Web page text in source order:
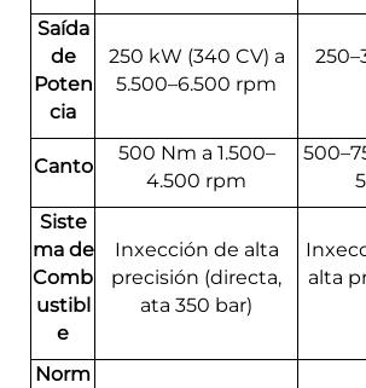
Saída
de
Poten
cia
250 kW (340 CV) a
5.500–6.500 rpm
Canto
500 Nm a 1.500–
4.500 rpm
Siste
ma de
Comb
ustibl
e
Inxección de alta
precisión (directa,
ata 350 bar)
alta
Norm